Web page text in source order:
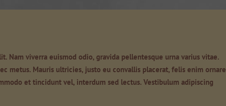
Nam viverra euismod odio, gravida pellentesque urna varius vitae.
metus. Mauris ultricies, justo eu convallis placerat, felis enim ornare
et tincidunt vel, interdum sed lectus. Vestibulum adipiscing